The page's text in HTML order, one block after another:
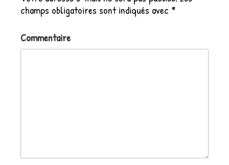
champs obligatoires sont indiqués avec *
Commentaire